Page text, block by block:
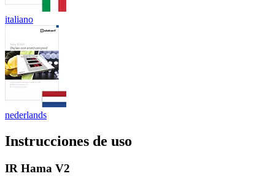
italiano
nederlands
Instrucciones de uso
IR Hama V2